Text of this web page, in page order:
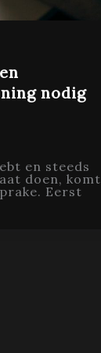
nodig
en steeds
doen, komt
Eerst